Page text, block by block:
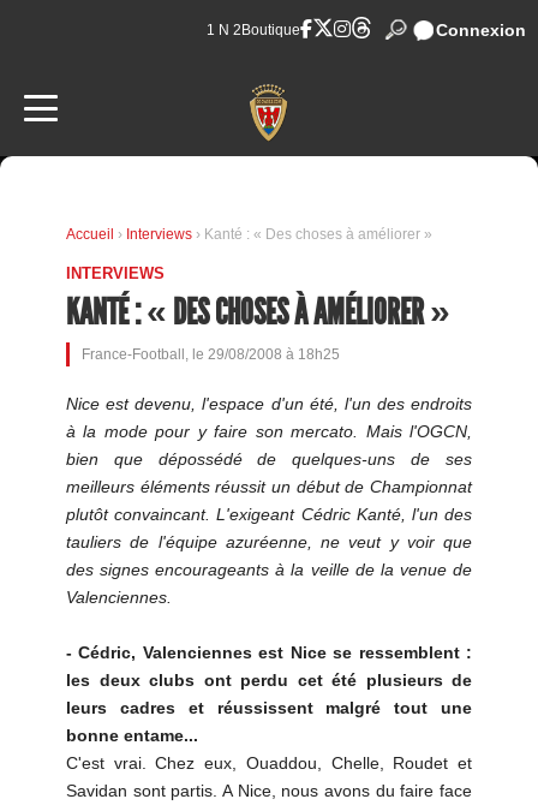
1 N 2 Boutique Connexion
Accueil › Interviews › Kanté : « Des choses à améliorer »
INTERVIEWS
KANTÉ : « DES CHOSES À AMÉLIORER »
France-Football, le 29/08/2008 à 18h25
Nice est devenu, l'espace d'un été, l'un des endroits
à la mode pour y faire son mercato. Mais l'OGCN,
bien que dépossédé de quelques-uns de ses
meilleurs éléments réussit un début de Championnat
plutôt convaincant. L'exigeant Cédric Kanté, l'un des
tauliers de l'équipe azuréenne, ne veut y voir que
des signes encourageants à la veille de la venue de
Valenciennes.
- Cédric, Valenciennes est Nice se ressemblent :
les deux clubs ont perdu cet été plusieurs de
leurs cadres et réussissent malgré tout une
bonne entame...
C'est vrai. Chez eux, Ouaddou, Chelle, Roudet et
Savidan sont partis. A Nice, nous avons du faire face